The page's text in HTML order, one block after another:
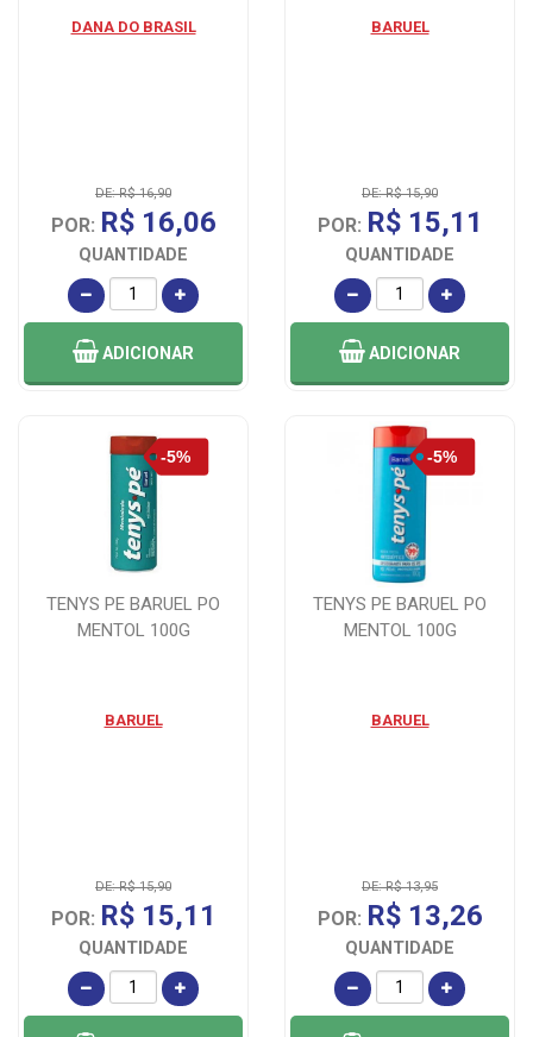
DANA DO BRASIL
DE: R$ 16,90
POR: R$ 16,06
QUANTIDADE
ADICIONAR
BARUEL
DE: R$ 15,90
POR: R$ 15,11
QUANTIDADE
ADICIONAR
TENYS PE BARUEL PO
MENTOL 100G
BARUEL
DE: R$ 15,90
POR: R$ 15,11
QUANTIDADE
TENYS PE BARUEL PO
MENTOL 100G
BARUEL
DE: R$ 13,95
POR: R$ 13,26
QUANTIDADE